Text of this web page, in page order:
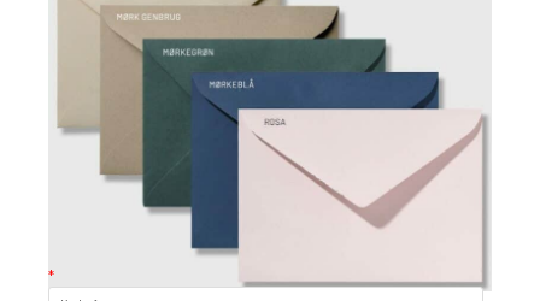
*
KUVERT
antal